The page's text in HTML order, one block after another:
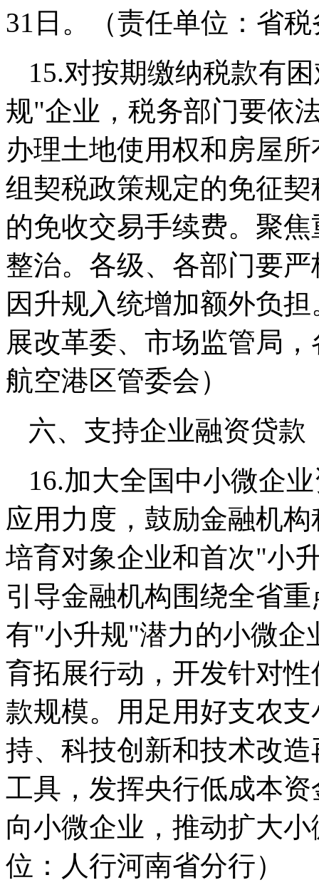
31日。（责任单位：省
15.对按期缴纳税款有
规"企业，税务部门要依
办理土地使用权和房屋
组契税政策规定的免征
的免收交易手续费。聚
整治。各级、各部门要
因升规入统增加额外负
展改革委、市场监管局
航空港区管委会）
六、支持企业融资贷款
16.加大全国中小微企
应用力度，鼓励金融机
培育对象企业和首次"小
引导金融机构围绕全省
有"小升规"潜力的小微企
育拓展行动，开发针对
款规模。用足用好支农
持、科技创新和技术改
工具，发挥央行低成本
向小微企业，推动扩大
位：人行河南省分行）